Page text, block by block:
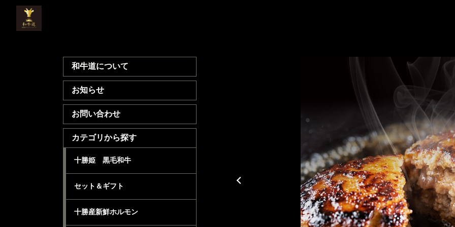
和牛道について
お知らせ
お問い合わせ
カテゴリから探す
十勝姫 黒毛和牛
セット＆ギフト
十勝産新鮮ホルモン